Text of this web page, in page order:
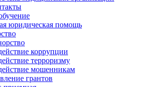
юридическая помощь
коррупции
терроризму
мошенникам
грантов